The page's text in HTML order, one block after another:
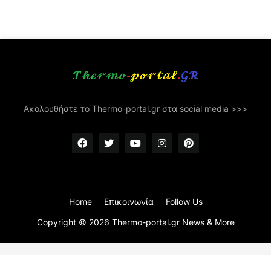
Ακολουθήστε το Thermo-portal.gr στα social media >>>
Copyright © 2026 Thermo-portal.gr News & More
Home Επικοινωνία Follow Us